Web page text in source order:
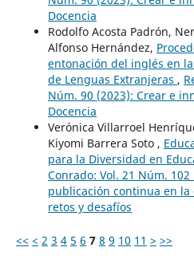
Docencia
Rodolfo Acosta Padrón,
Alfonso Hernández,
entonación del inglés en
de Lenguas Extranjeras ,
Núm. 90 (2023): Crear e
Docencia
Verónica Villarroel
Kiyomi Barrera Soto ,
para la Diversidad en
Conrado: Vol. 21 Núm.
publicación continua en
retos y desafíos
<< < 2 3 4 5 6 7 8 9 10 11 > >>